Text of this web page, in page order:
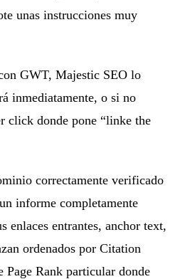
unas instrucciones muy
GWT, Majestic SEO lo
inmediatamente, o si no
click donde pone “linke the
correctamente verificado
informe completamente
enlaces entrantes, anchor text,
ordenados por Citation
Page Rank particular donde